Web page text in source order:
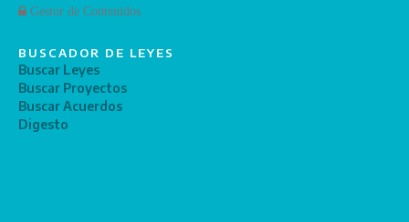
Gestor de Contenidos
BUSCADOR DE LEYES
Buscar Leyes
Buscar Proyectos
Buscar Acuerdos
Digesto